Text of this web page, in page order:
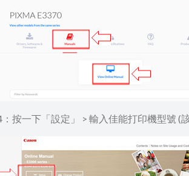
：按一下「設定」 > 輸入佳能打印機型